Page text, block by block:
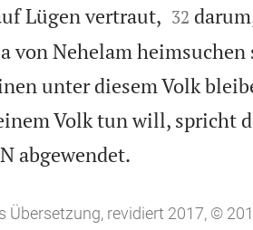
Lügen vertraut, 

32
von Nehelam
unter diesem Volk
Volk tun will, spricht
abgewendet.
Übersetzung, revidiert 2017, ©